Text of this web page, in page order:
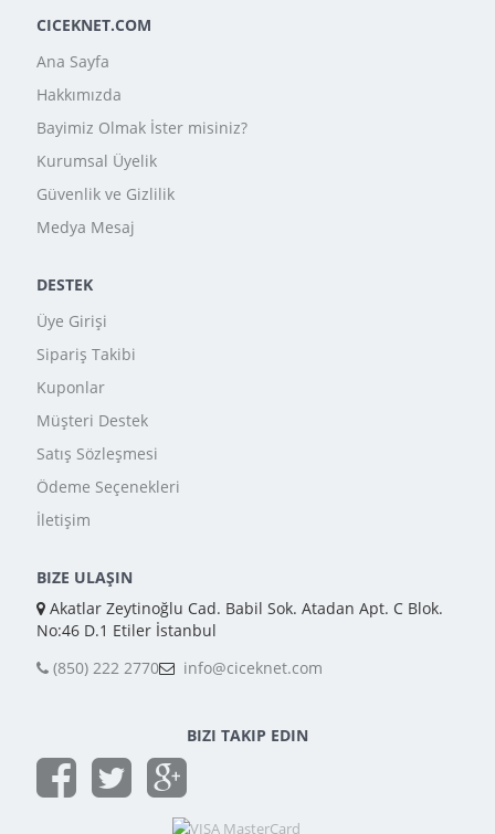
CICEKNET.COM
Ana Sayfa
Hakkımızda
Bayimiz Olmak İster misiniz?
Kurumsal Üyelik
Güvenlik ve Gizlilik
Medya Mesaj
DESTEK
Üye Girişi
Sipariş Takibi
Kuponlar
Müşteri Destek
Satış Sözleşmesi
Ödeme Seçenekleri
İletişim
BIZE ULAŞIN
Akatlar Zeytinoğlu Cad. Babil Sok. Atadan Apt. C Blok.
No:46 D.1 Etiler İstanbul
(850) 222 2770
info@ciceknet.com
BIZI TAKIP EDIN